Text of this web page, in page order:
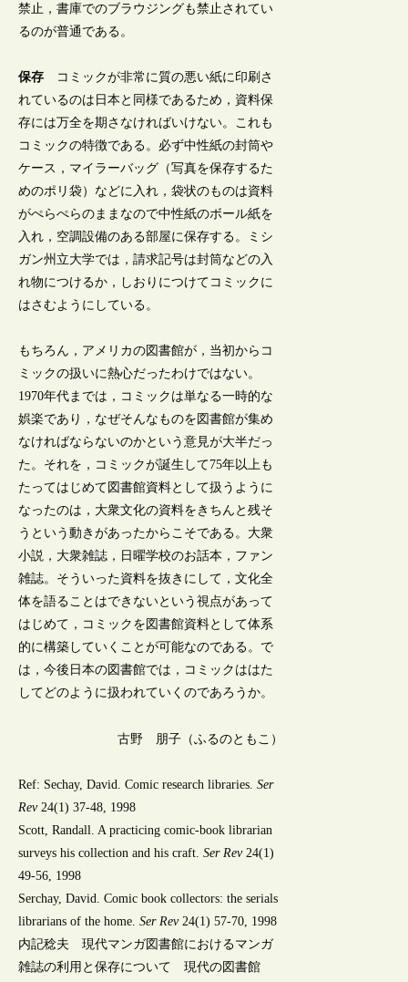
禁止，書庫でのブラウジングも禁止されてい
るのが普通である。
保存 コミックが非常に質の悪い紙に印刷さ
れているのは日本と同様であるため，資料保
存には万全を期さなければいけない。これも
コミックの特徴である。必ず中性紙の封筒や
ケース，マイラーバッグ（写真を保存するた
めのポリ袋）などに入れ，袋状のものは資料
がぺらぺらのままなので中性紙のボール紙を
入れ，空調設備のある部屋に保存する。ミシ
ガン州立大学では，請求記号は封筒などの入
れ物につけるか，しおりにつけてコミックに
はさむようにしている。
もちろん，アメリカの図書館が，当初からコ
ミックの扱いに熱心だったわけではない。
1970年代までは，コミックは単なる一時的な
娯楽であり，なぜそんなものを図書館が集め
なければならないのかという意見が大半だっ
た。それを，コミックが誕生して75年以上も
たってはじめて図書館資料として扱うように
なったのは，大衆文化の資料をきちんと残そ
うという動きがあったからこそである。大衆
小説，大衆雑誌，日曜学校のお話本，ファン
雑誌。そういった資料を抜きにして，文化全
体を語ることはできないという視点があって
はじめて，コミックを図書館資料として体系
的に構築していくことが可能なのである。で
は，今後日本の図書館では，コミックははた
してどのように扱われていくのであろうか。
古野 朋子（ふるのともこ）
Ref: Sechay, David. Comic research libraries.Ser
Rev24(1) 37-48, 1998
Scott, Randall. A practicing comic-book librarian
surveys his collection and his craft.Ser Rev24(1)
49-56, 1998
Serchay, David. Comic book collectors: the serials
librarians of the home.Ser Rev24(1) 57-70, 1998
内記稔夫 現代マンガ図書館におけるマンガ
雑誌の利用と保存について 現代の図書館